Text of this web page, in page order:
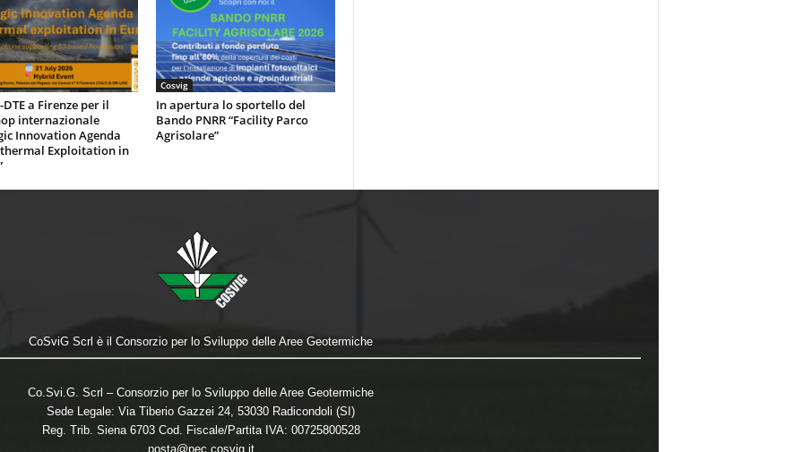
DTE a Firenze per il
internazionale
Innovation Agenda
Exploitation in
Cosvig
In apertura lo sportello del
Bando PNRR “Facility Parco
Agrisolare”
CoSviG Scrl è il Consorzio per lo Sviluppo delle Aree Geotermiche
Co.Svi.G. Scrl – Consorzio per lo Sviluppo delle Aree Geotermiche
Sede Legale: Via Tiberio Gazzei 24, 53030 Radicondoli (SI)
Reg. Trib. Siena 6703 Cod. Fiscale/Partita IVA: 00725800528
posta@pec.cosvig.it